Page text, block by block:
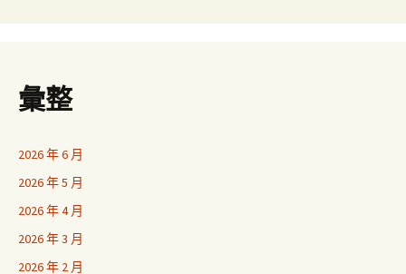
彙整
2026 年 6 月
2026 年 5 月
2026 年 4 月
2026 年 3 月
2026 年 2 月